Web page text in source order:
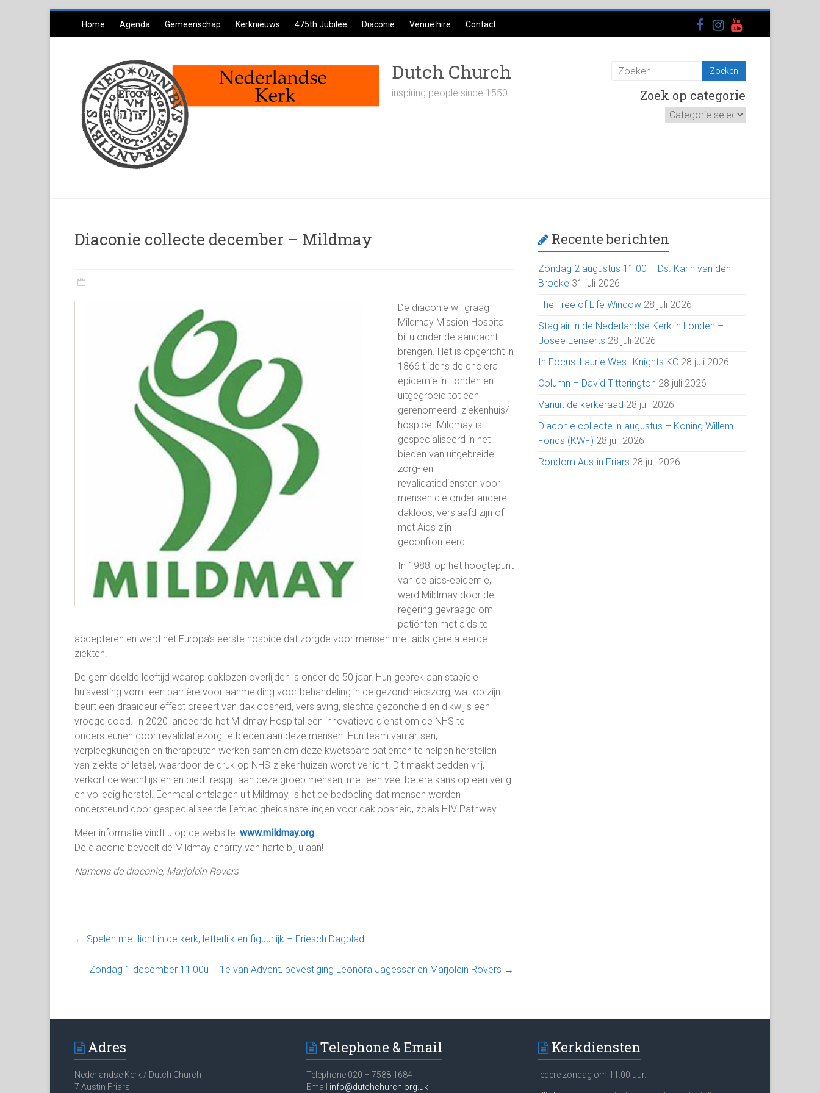
inhoud
Home Agenda Gemeenschap Kerknieuws 475th Jubilee Diaconie Venue hire Contact
Dutch Church
inspiring people since 1550 Zoek op categorie
Zoek
op
Diaconie collecte december – Mildmay
De diaconie wil graag
Mildmay Mission Hospital
bij u onder de aandacht
brengen. Het is opgericht in
1866 tijdens de cholera
epidemie in Londen en
uitgegroeid tot een
gerenomeerd ziekenhuis/
hospice. Mildmay is
gespecialiseerd in het
bieden van uitgebreide
zorg- en
revalidatiediensten voor
mensen die onder andere
dakloos, verslaafd zijn of
met Aids zijn
geconfronteerd.
In 1988, op het hoogtepunt
van de aids-epidemie,
werd Mildmay door de
regering gevraagd om
patiënten met aids te
accepteren en werd het Europa’s eerste hospice dat zorgde voor mensen met aids-gerelateerde
ziekten.
De gemiddelde leeftijd waarop daklozen overlijden is onder de 50 jaar. Hun gebrek aan stabiele
huisvesting vomt een barrière voor aanmelding voor behandeling in de gezondheidszorg, wat op zijn
beurt een draaideur effect creëert van dakloosheid, verslaving, slechte gezondheid en dikwijls een
vroege dood. In 2020 lanceerde het Mildmay Hospital een innovatieve dienst om de NHS te
ondersteunen door revalidatiezorg te bieden aan deze mensen. Hun team van artsen,
verpleegkundigen en therapeuten werken samen om deze kwetsbare patiënten te helpen herstellen
van ziekte of letsel, waardoor de druk op NHS-ziekenhuizen wordt verlicht. Dit maakt bedden vrij,
verkort de wachtlijsten en biedt respijt aan deze groep mensen, met een veel betere kans op een veilig
en volledig herstel. Eenmaal ontslagen uit Mildmay, is het de bedoeling dat mensen worden
ondersteund door gespecialiseerde liefdadigheidsinstellingen voor dakloosheid, zoals HIV Pathway.
Meer informatie vindt u op de website: www.mildmay.org
De diaconie beveelt de Mildmay charity van harte bij u aan!
Namens de diaconie, Marjolein Rovers
← Spelen met licht in de kerk, letterlijk en figuurlijk – Friesch Dagblad
Zondag 1 december 11:00u – 1e van Advent, bevestiging Leonora Jagessar en Marjolein Rovers →
Recente berichten
Zondag 2 augustus 11:00 – Ds. Karin van den
Broeke 31 juli 2026
The Tree of Life Window 28 juli 2026
Stagiair in de Nederlandse Kerk in Londen –
Josee Lenaerts 28 juli 2026
In Focus: Laurie West-Knights KC 28 juli 2026
Column – David Titterington 28 juli 2026
Vanuit de kerkeraad 28 juli 2026
Diaconie collecte in augustus – Koning Willem
Fonds (KWF) 28 juli 2026
Rondom Austin Friars 28 juli 2026
Adres
Nederlandse Kerk / Dutch Church
7 Austin Friars
Telephone & Email
Telephone 020 – 7588 1684
Email info@dutchchurch.org.uk
Kerkdiensten
Iedere zondag om 11.00 uur.